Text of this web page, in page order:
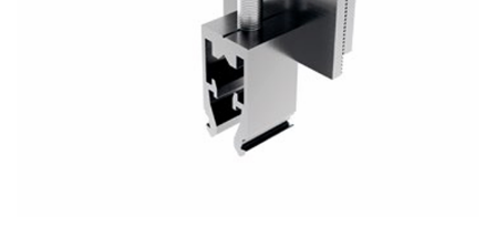
Panouri fotovoltaice si accesorii
Sisteme prindere panouri